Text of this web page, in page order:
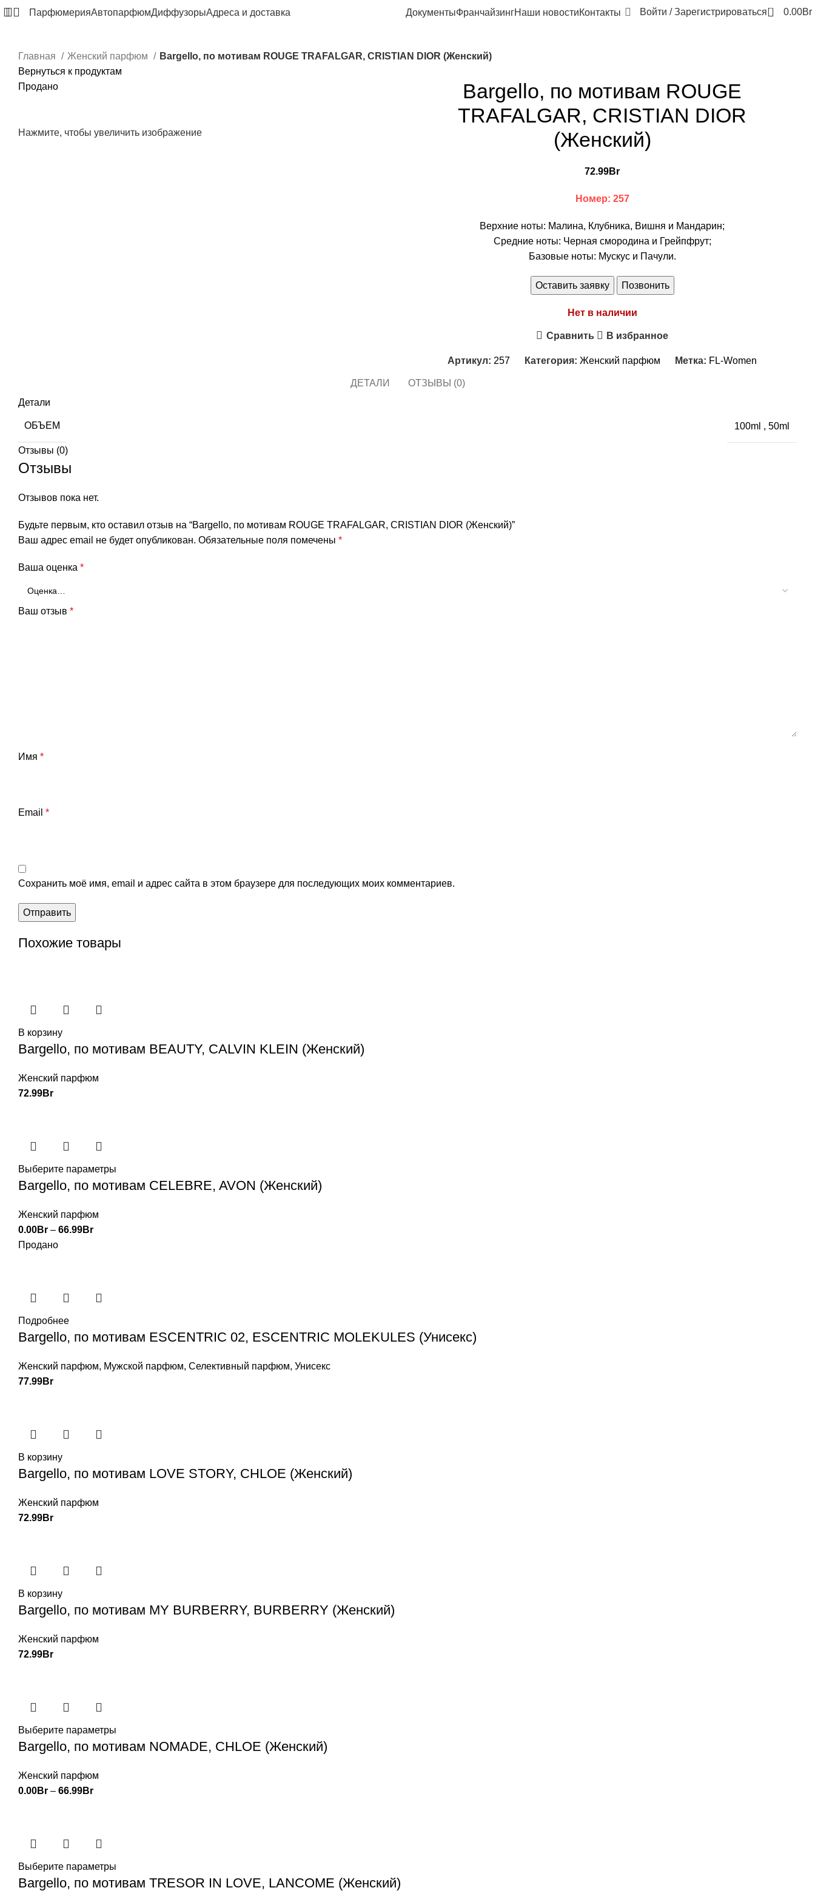
ПарфюмерияАвтопарфюмДиффузорыАдреса и доставка ДокументыФранчайзингНаши новостиКонтакты Войти / Зарегистрироваться 0 0.00Br
Главная Женский парфюм
Bargello, по мотивам ROUGE TRAFALGAR, CRISTIAN DIOR (Женский)
Вернуться к продуктам
Продано
Нажмите, чтобы увеличить изображение
Bargello, по мотивам ROUGE
TRAFALGAR, CRISTIAN DIOR
(Женский)
72.99Br
Номер: 257
Верхние ноты: Малина, Клубника, Вишня и Мандарин;
Средние ноты: Черная смородина и Грейпфрут;
Базовые ноты: Мускус и Пачули.
Оставить заявку Позвонить
Нет в наличии
Сравнить В избранное
Артикул: 257 Категория: Женский парфюм Метка: FL-Women
ДЕТАЛИ
ОТЗЫВЫ (0)
Детали
ОБЪЕМ 100ml , 50ml
Отзывы (0)
Отзывы
Отзывов пока нет.
Будьте первым, кто оставил отзыв на “Bargello, по мотивам ROUGE TRAFALGAR, CRISTIAN DIOR (Женский)”
Ваш адрес email не будет опубликован. Обязательные поля помечены *
Ваша оценка *
Ваш отзыв *
Имя *
Email *
Сохранить моё имя, email и адрес сайта в этом браузере для последующих моих комментариев.
Похожие товары
В корзину
Bargello, по мотивам BEAUTY, CALVIN KLEIN (Женский)
Женский парфюм
72.99Br
Выберите параметры
Bargello, по мотивам CELEBRE, AVON (Женский)
Женский парфюм
0.00Br – 66.99Br
Продано
Подробнее
Bargello, по мотивам ESCENTRIC 02, ESCENTRIC MOLEKULES (Унисекс)
Женский парфюм, Мужской парфюм, Селективный парфюм, Унисекс
77.99Br
В корзину
Bargello, по мотивам LOVE STORY, CHLOE (Женский)
Женский парфюм
72.99Br
В корзину
Bargello, по мотивам MY BURBERRY, BURBERRY (Женский)
Женский парфюм
72.99Br
Выберите параметры
Bargello, по мотивам NOMADE, CHLOE (Женский)
Женский парфюм
0.00Br – 66.99Br
Выберите параметры
Bargello, по мотивам TRESOR IN LOVE, LANCOME (Женский)